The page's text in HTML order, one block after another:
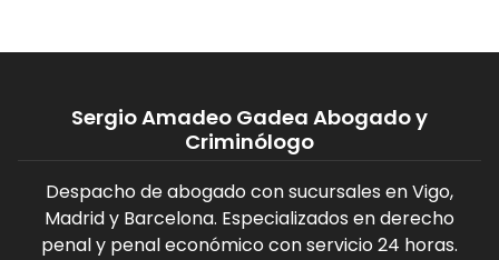
Sergio Amadeo Gadea Abogado y
Criminólogo
Despacho de abogado con sucursales en Vigo,
Madrid y Barcelona. Especializados en derecho
penal y penal económico con servicio 24 horas.